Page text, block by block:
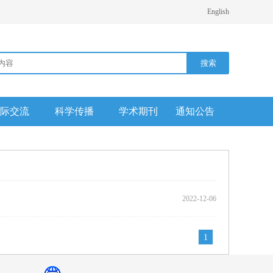
English
交流 科学传播 学术期刊 通知公告
2022-12-06
1